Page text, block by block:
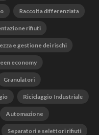
Raccolta differenziata
rifiuti
e gestione dei rischi
economy
Granulatori
Riciclaggio Industriale
Automazione
Separatori e selettori rifiuti